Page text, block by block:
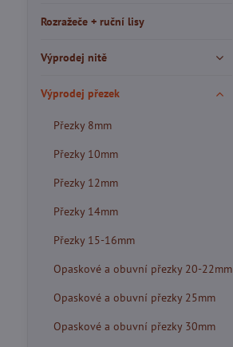
Rozražeče + ruční lisy
Výprodej nitě
Výprodej přezek
Přezky 8mm
Přezky 10mm
Přezky 12mm
Přezky 14mm
Přezky 15-16mm
Opaskové a obuvní přezky 20-22mm
Opaskové a obuvní přezky 25mm
Opaskové a obuvní přezky 30mm